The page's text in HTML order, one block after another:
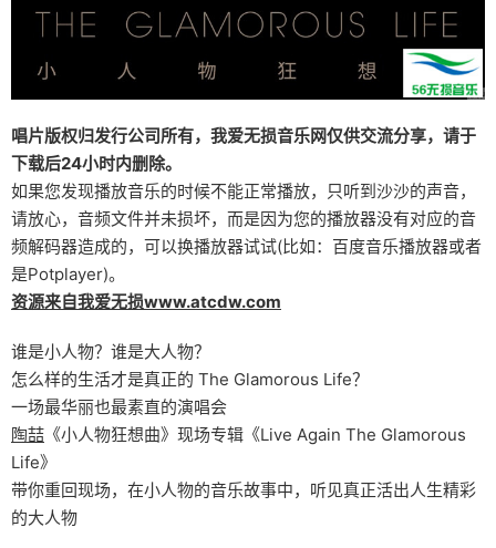
唱片版权归发行公司所有，我爱无损音乐网仅供交流分享，请于
下载后24小时内删除。
如果您发现播放音乐的时候不能正常播放，只听到沙沙的声音，
请放心，音频文件并未损坏，而是因为您的播放器没有对应的音
频解码器造成的，可以换播放器试试(比如：百度音乐播放器或者
是Potplayer)。
资源来自我爱无损www.atcdw.com
谁是小人物？谁是大人物？
怎么样的生活才是真正的 The Glamorous Life？
一场最华丽也最素直的演唱会
陶喆 《小人物狂想曲》现场专辑《Live Again The Glamorous
Life》
带你重回现场，在小人物的音乐故事中，听见真正活出人生精彩
的大人物